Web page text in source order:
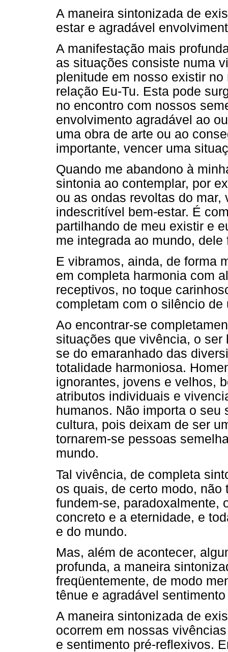
A maneira sintonizada de
estar e agradável
A manifestação mais
as situações consiste numa
plenitude em nosso existir
relação Eu-Tu. Esta pode
no encontro com nossos
envolvimento agradável ao
uma obra de arte ou ao
importante, vencer uma
Quando me abandono à
sintonia ao contemplar, por
ou as ondas revoltas do
indescritível bem-estar. É
partilhando de meu existir e
me integrada ao mundo,
E vibramos, ainda, de forma
em completa harmonia com
receptivos, no toque
completam com o silêncio
Ao encontrar-se
situações que vivência, o ser
se do emaranhado das
totalidade harmoniosa.
ignorantes, jovens e velhos,
atributos individuais e
humanos. Não importa o
cultura, pois deixam de ser
tornarem-se pessoas
mundo.
Tal vivência, de completa
os quais, de certo modo,
fundem-se, paradoxalmente,
concreto e a eternidade, e
e do mundo.
Mas, além de acontecer,
profunda, a maneira
freqüentemente, de modo
tênue e agradável
A maneira sintonizada de
ocorrem em nossas
e sentimento pré-reflexivos.